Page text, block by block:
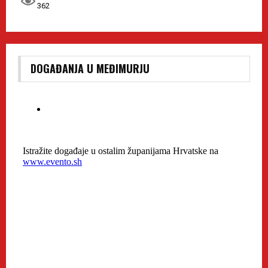
362
DOGAĐANJA U MEĐIMURJU